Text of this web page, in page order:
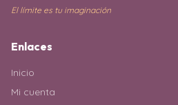
El límite es tu imaginación
Enlaces
Inicio
Mi cuenta